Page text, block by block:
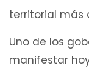
territorial más
Uno de los
manifestar